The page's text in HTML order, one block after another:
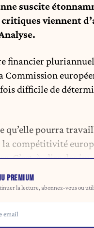
suscite
viennent
financier
Commission
difficile de
qu’elle pourra
compétitivité
C’est-à-dire des
PREMIUM
la lecture, abonnez-vous ou